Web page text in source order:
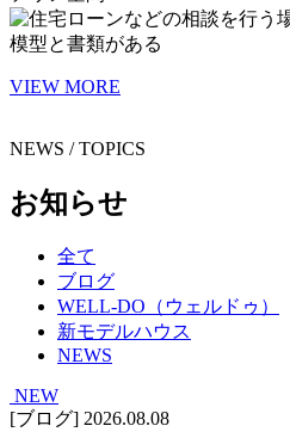
VIEW MORE
NEWS / TOPICS
お知らせ
全て
ブログ
WELL-DO（ウェルドゥ）
新モデルハウス
NEWS
NEW
[ブログ] 2026.08.08